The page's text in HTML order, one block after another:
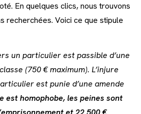
En quelques clics, nous trouvons
recherchées. Voici ce que stipule
un particulier est passible d’une
(750 € maximum). L’injure
est punie d’une amende
est homophobe, les peines sont